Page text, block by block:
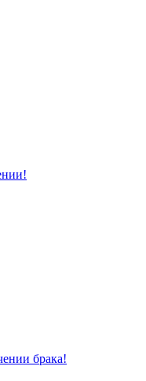
брака!